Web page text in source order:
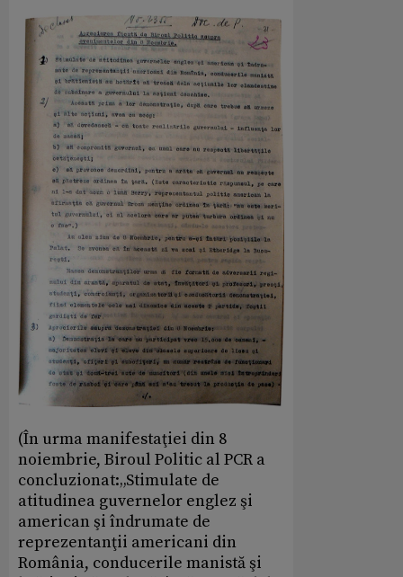
(În urma manifestaţiei din 8
noiembrie, Biroul Politic al PCR a
concluzionat:„Stimulate de
atitudinea guvernelor englez şi
american şi îndrumate de
reprezentanţii americani din
România, conducerile manistă şi